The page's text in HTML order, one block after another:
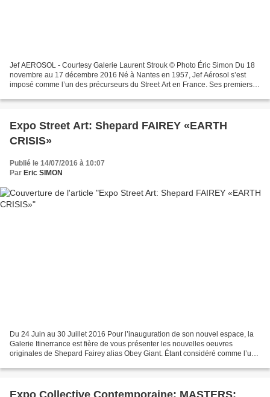
Jef AEROSOL - Courtesy Galerie Laurent Strouk © Photo Éric Simon Du 18
novembre au 17 décembre 2016 Né à Nantes en 1957, Jef Aérosol s’est
imposé comme l’un des précurseurs du Street Art en France. Ses premiers
Expo Street Art: Shepard FAIREY «EARTH
CRISIS»
Publié le 14/07/2016 à 10:07
Par Eric SIMON
Du 24 Juin au 30 Juillet 2016 Pour l’inauguration de son nouvel espace, la
Galerie Itinerrance est fière de vous présenter les nouvelles oeuvres
originales de Shepard Fairey alias Obey Giant. Étant considéré comme l’un